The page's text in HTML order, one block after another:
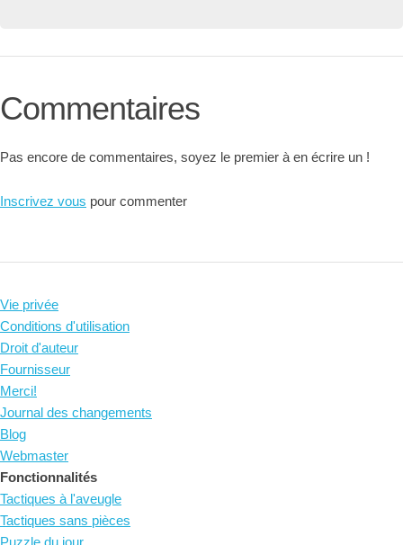
Commentaires
Pas encore de commentaires, soyez le premier à en écrire un !
Inscrivez vous pour commenter
Vie privée
Conditions d'utilisation
Droit d'auteur
Fournisseur
Merci!
Journal des changements
Blog
Webmaster
Fonctionnalités
Tactiques à l'aveugle
Tactiques sans pièces
Puzzle du jour